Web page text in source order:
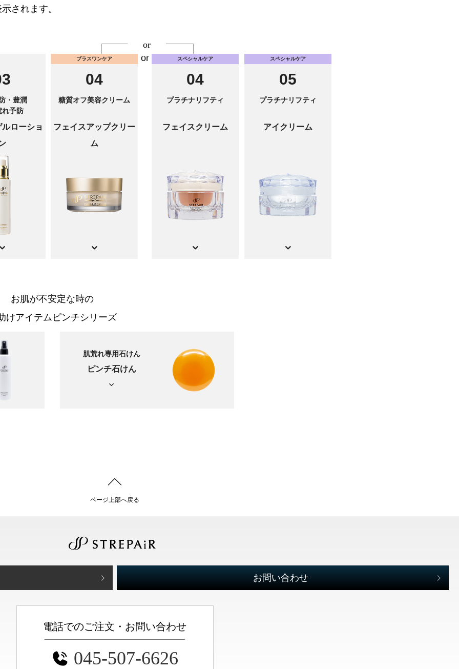
されます。
or
・豊潤
れ予防
ローショ
プラスワンケア
04
糖質オフ美容クリーム
フェイスアップクリー
ム
or スペシャルケア
04
プラチナリフティ
フェイスクリーム
スペシャルケア
05
プラチナリフティ
アイクリーム
お肌が不安定な時の
けアイテムピンチシリーズ
肌荒れ専用石けん
ピンチ石けん
ページ上部へ戻る
お問い合わせ
電話でのご注文・お問い合わせ
045-507-6626